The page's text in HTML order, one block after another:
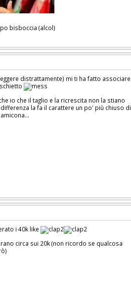
bisboccia (alcol)
distrattamente) mi ti ha fatto associare
io che il taglio e la ricrescita non la stiano
la fa il carattere un po' più chiuso di
i 40k like
circa sui 20k (non ricordo se qualcosa